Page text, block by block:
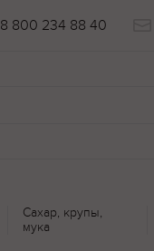
8 800 234 88 40
Сахар, крупы,
мука